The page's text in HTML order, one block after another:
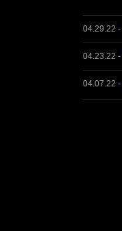
04.29.22 -
04.23.22 -
04.07.22 -